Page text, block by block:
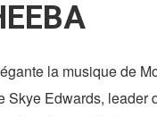
la musique de
Skye Edwards, leader